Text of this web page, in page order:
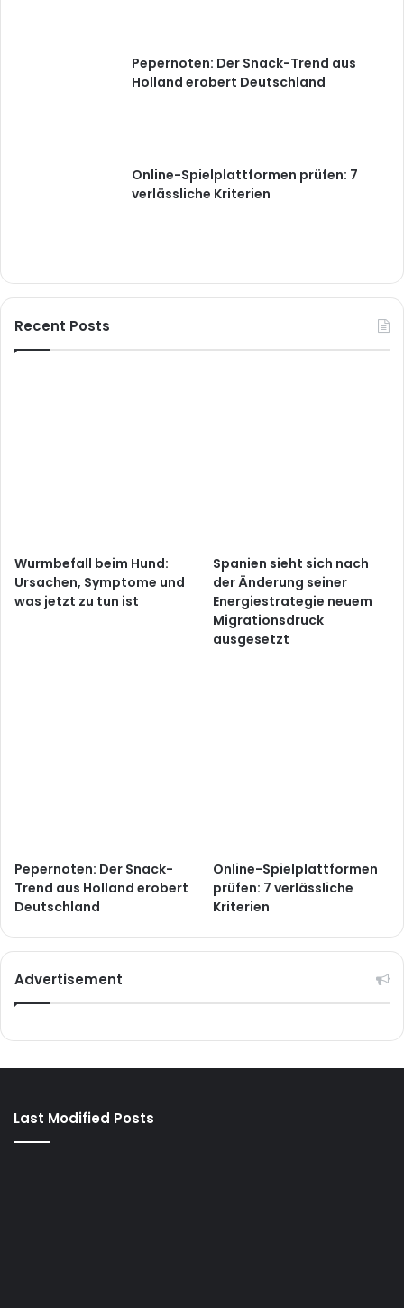
Pepernoten: Der Snack-Trend aus
Holland erobert Deutschland
Online-Spielplattformen prüfen: 7
verlässliche Kriterien
Recent Posts
Wurmbefall beim Hund:
Ursachen, Symptome und
was jetzt zu tun ist
Spanien sieht sich nach
der Änderung seiner
Energiestrategie neuem
Migrationsdruck
ausgesetzt
Pepernoten: Der Snack-
Trend aus Holland erobert
Deutschland
Online-Spielplattformen
prüfen: 7 verlässliche
Kriterien
Advertisement
Last Modified Posts